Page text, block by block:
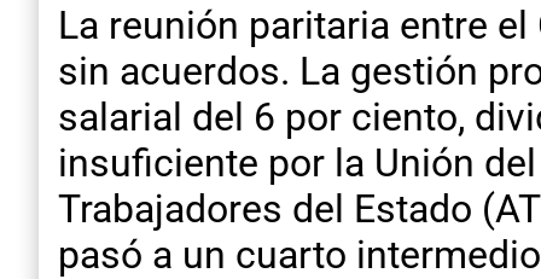
La reunión paritaria entre
sin acuerdos. La gestión
salarial del 6 por ciento,
insuficiente por la Unión
Trabajadores del Estado
pasó a un cuarto